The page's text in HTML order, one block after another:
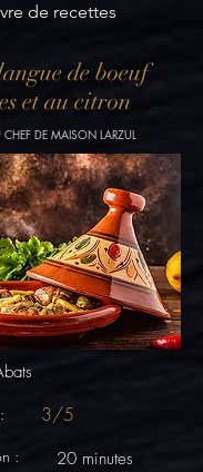
de recettes
de boeuf
et au citron
CHEF DE MAISON LARZUL
:
3/5
20 minutes